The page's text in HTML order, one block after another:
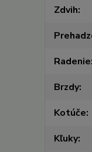
Zdvih
Radenie
Brzdy
Kotúče
Kľuky